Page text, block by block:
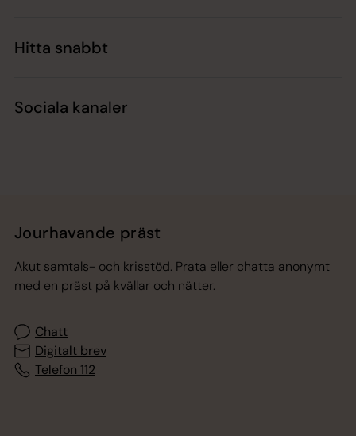
Hitta snabbt
Sociala kanaler
Jourhavande präst
Akut samtals- och krisstöd. Prata eller chatta anonymt
med en präst på kvällar och nätter.
Chatt
Digitalt brev
Telefon 112